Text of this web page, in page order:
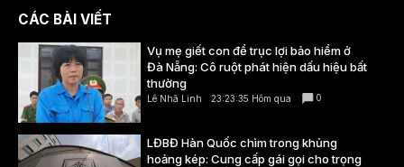
CÁC BÀI VIẾT
Vụ mẹ giết con để trục lợi bảo hiểm ở
Đà Nẵng: Cô ruột phát hiện dấu hiệu bất
thường
Lê Nhã Linh 23:23:35 Hôm qua 0
LĐBĐ Hàn Quốc chìm trong khủng
hoảng kép: Cung cấp gái gọi cho trọng